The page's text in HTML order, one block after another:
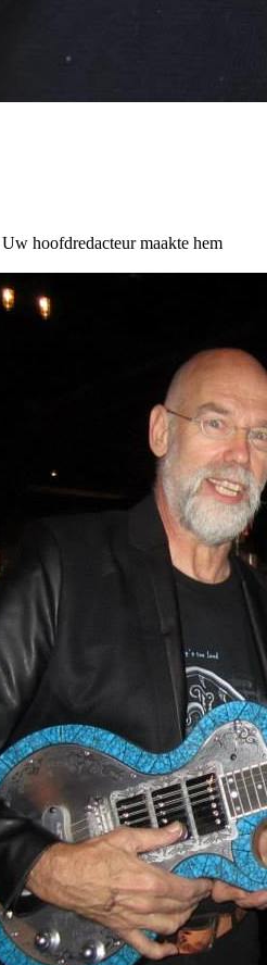
hoofdredacteur maakte hem